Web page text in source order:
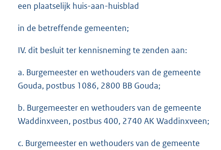
een plaatselijk huis-aan-huisblad
in de betreffende gemeenten;
IV. dit besluit ter kennisneming te zenden aan:
a. Burgemeester en wethouders van de gemeente
Gouda, postbus 1086, 2800 BB Gouda;
b. Burgemeester en wethouders van de gemeente
Waddinxveen, postbus 400, 2740 AK Waddinxveen;
c. Burgemeester en wethouders van de gemeente